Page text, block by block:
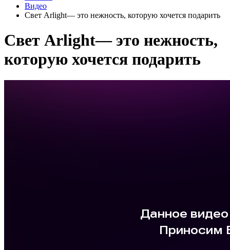
Видео
Свет Arlight— это нежность, которую хочется подарить
Свет Arlight— это нежность,
которую хочется подарить